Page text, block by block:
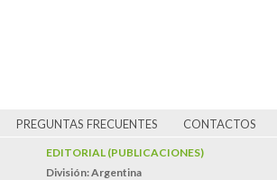
PREGUNTAS FRECUENTES CONTACTOS
EDITORIAL (PUBLICACIONES)
División: Argentina